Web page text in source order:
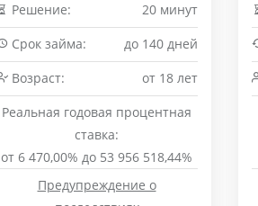
Решение:
20 минут
Срок займа:
до 140 дней
Возраст:
от 18 лет
Реальная годовая процентная
ставка:
от 6 470,00% до 53 956 518,44%
Предупреждение о